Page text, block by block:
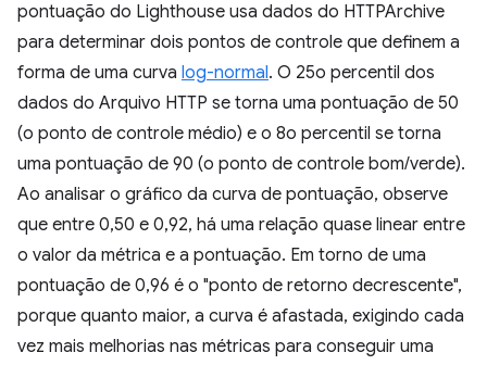
pontuação do Lighthouse usa dados do HTTPArchive
para determinar dois pontos de controle que definem a
forma de uma curva log-normal. O 25o percentil dos
dados do Arquivo HTTP se torna uma pontuação de 50
(o ponto de controle médio) e o 8o percentil se torna
uma pontuação de 90 (o ponto de controle bom/verde).
Ao analisar o gráfico da curva de pontuação, observe
que entre 0,50 e 0,92, há uma relação quase linear entre
o valor da métrica e a pontuação. Em torno de uma
pontuação de 0,96 é o "ponto de retorno decrescente",
porque quanto maior, a curva é afastada, exigindo cada
vez mais melhorias nas métricas para conseguir uma